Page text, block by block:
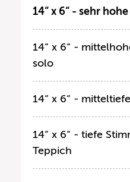
14“ x 6“ - sehr
14“ x 6“ -
solo
14“ x 6“ -
14“ x 6“ - tiefe
Teppich